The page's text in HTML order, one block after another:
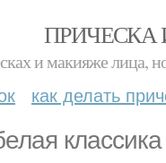
и макияже лица,
как делать